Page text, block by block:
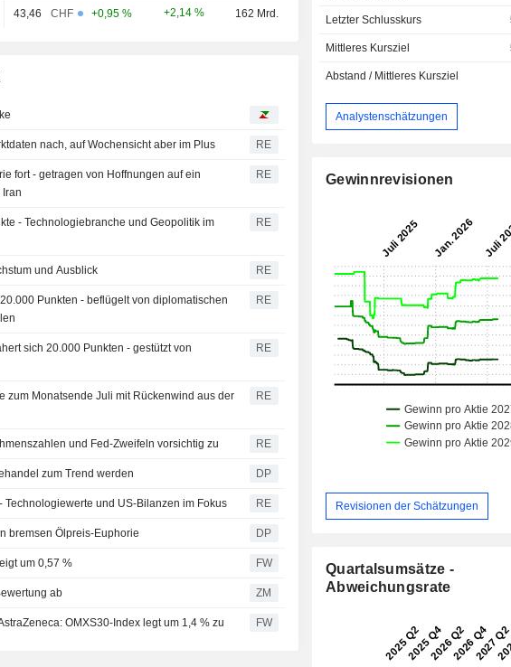
43,46 CHF +0,95 % +2,14 % 162 Mrd.
nach, auf Wochensicht aber im Plus RE
fort - getragen von Hoffnungen auf ein
RE
- Technologiebranche und Geopolitik im
RE
und Ausblick RE
Punkten - beflügelt von diplomatischen
RE
sich 20.000 Punkten - gestützt von
RE
zum Monatsende Juli mit Rückenwind aus der
RE
und Fed-Zweifeln vorsichtig zu RE
zum Trend werden DP
Technologiewerte und US-Bilanzen im Fokus RE
bremsen Ölpreis-Euphorie DP
um 0,57 % FW
Bewertung ab ZM
OMXS30-Index legt um 1,4 % zu FW
Letzter Schlusskurs
Mittleres Kursziel
Abstand / Mittleres Kursziel
Analystenschätzungen
Gewinnrevisionen
Revisionen der Schätzungen
Quartalsumsätze -
Abweichungsrate